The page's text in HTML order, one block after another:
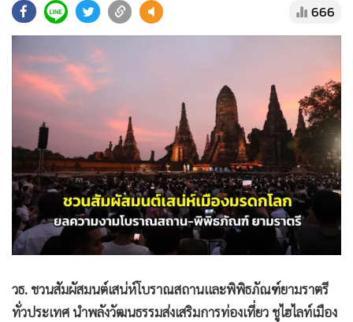
• Good health & Well-being
• Green Innovation & SD
•
Management & HR
• MGR Live
•
การเมือง
ท่องเที่ยว
• กีฬา
• ต่างประเทศ
• Special Scoop
• เศรษฐกิจ-ธุรกิจ
• จีน
• ชุมชน-คุณภาพชีวิต
666
วธ. ชวนสัมผัสมนต์เสน่ห์โบราณสถานและพิพิธภัณฑ์ยามราตรี
ทั่วประเทศ นำพลังวัฒนธรรมส่งเสริมการท่องเที่ยว ชูไฮไลท์เมือง